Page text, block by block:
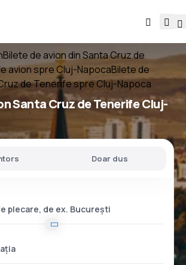
Bilete de avion din Santa Cruz de
avion spre Cluj-NapocaBilete de
de Tenerife spre Cluj-Napoca
Santa Cruz de Tenerife Cluj-
Doar dus